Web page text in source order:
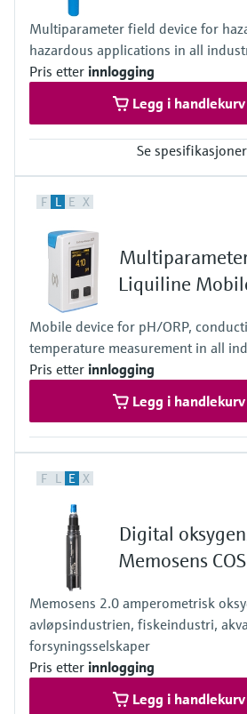
Multiparameter field device for
hazardous applications in all
Pris etter innlogging
Legg i handlekurv
Se spesifikasjoner
One channel transmitter
4 to 20 mA, HART
Ingress protection
IP67, IP68, NEMA Type 6
F L E X
Liquiline
Mobile device for pH/ORP,
temperature measurement in all
Pris etter innlogging
Legg i handlekurv
F L E X
Digital
Memosens
Memosens 2.0 amperometrisk
avløpsindustrien, fiskeindustri,
forsyningsselskaper
Pris etter innlogging
Legg i handlekurv